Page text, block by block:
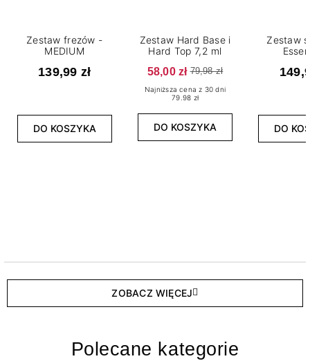
Zestaw frezów -
MEDIUM
139,99 zł
DO KOSZYKA
Zestaw Hard Base i
Hard Top 7,2 ml
58,00 zł 79,98 zł
Najniższa cena z 30 dni
79.98 zł
DO KOSZYKA
Zestaw
DO
ZOBACZ WIĘCEJ
Polecane kategorie